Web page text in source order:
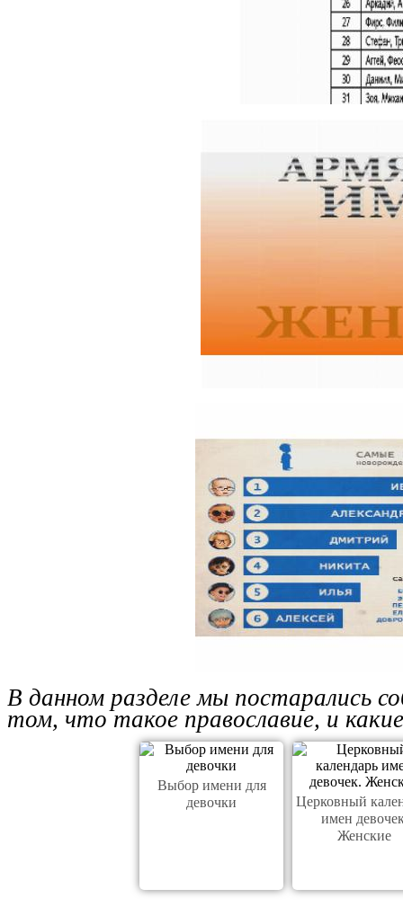
В данном разделе мы постарались
том, что такое православие, и
Выбор имени для
девочки
Церковный
имен
Женские